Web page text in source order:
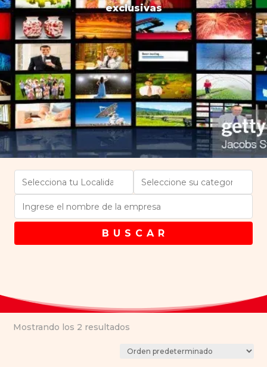
exclusivas
B U S C A R
Mostrando los 2 resultados